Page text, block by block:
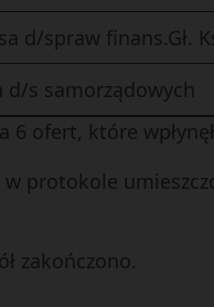
d/spraw finans.Gł.
d/s samorządowych
6 ofert, które
protokole
zakończono.